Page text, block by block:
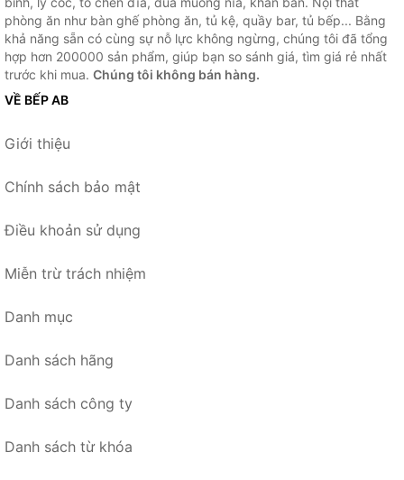
phòng ăn như bàn ghế phòng ăn, tủ kệ, quầy bar, tủ bếp... Bằng
khả năng sẵn có cùng sự nỗ lực không ngừng, chúng tôi đã tổng
hợp hơn 200000 sản phẩm, giúp bạn so sánh giá, tìm giá rẻ nhất
trước khi mua. Chúng tôi không bán hàng.
VỀ BẾP AB
Giới thiệu
Chính sách bảo mật
Điều khoản sử dụng
Miễn trừ trách nhiệm
Danh mục
Danh sách hãng
Danh sách công ty
Danh sách từ khóa